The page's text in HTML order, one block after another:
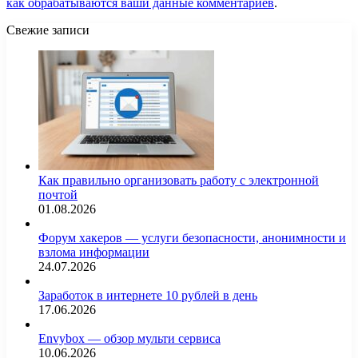
как обрабатываются ваши данные комментариев.
Свежие записи
Как правильно организовать работу с электронной
почтой
01.08.2026
Форум хакеров — услуги безопасности, анонимности и
взлома информации
24.07.2026
Заработок в интернете 10 рублей в день
17.06.2026
Envybox — обзор мульти сервиса
10.06.2026